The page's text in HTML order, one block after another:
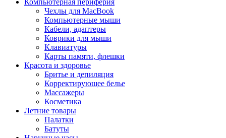
Компьютерная периферия
Чехлы для MacBook
Компьютерные мыши
Кабели, адаптеры
Коврики для мыши
Клавиатуры
Карты памяти, флешки
Красота и здоровье
Бритье и депиляция
Корректирующее белье
Массажеры
Косметика
Летние товары
Палатки
Батуты